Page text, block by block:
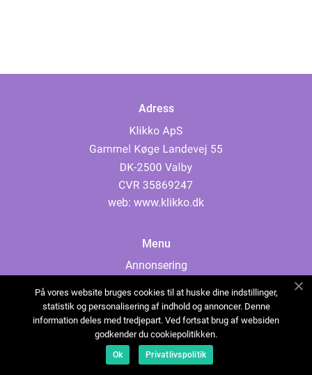
Adress
web: www.klikko.dk
Menu
Annonsering
Cookies
Kontakta oss
Sitemap
På vores website bruges cookies til at huske dine indstillinger,
statistik og personalisering af indhold og annoncer. Denne
information deles med tredjepart. Ved fortsat brug af websiden
godkender du cookiepolitikken.
Ok Privatlivspolitik